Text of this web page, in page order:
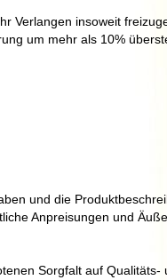
Verlangen insoweit
um mehr als 10%
und die
Anpreisungen und
Sorgfalt auf Qualitäts-